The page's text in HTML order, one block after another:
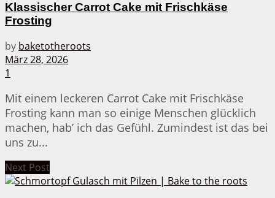
Klassischer Carrot Cake mit Frischkäse
Frosting
by baketotheroots
März 28, 2026
1
Mit einem leckeren Carrot Cake mit Frischkäse
Frosting kann man so einige Menschen glücklich
machen, hab’ ich das Gefühl. Zumindest ist das bei
uns zu...
Next Post